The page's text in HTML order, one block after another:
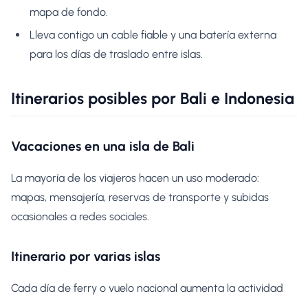
mapa de fondo.
Lleva contigo un cable fiable y una batería externa
para los días de traslado entre islas.
Itinerarios posibles por Bali e Indonesia
Vacaciones en una isla de Bali
La mayoría de los viajeros hacen un uso moderado:
mapas, mensajería, reservas de transporte y subidas
ocasionales a redes sociales.
Itinerario por varias islas
Cada día de ferry o vuelo nacional aumenta la actividad